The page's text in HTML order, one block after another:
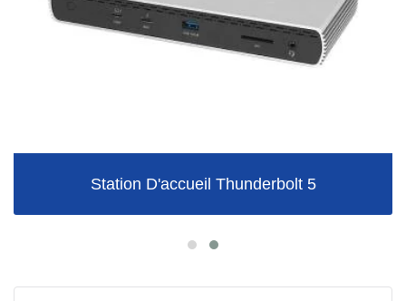
Station D'accueil Thunderbolt 5